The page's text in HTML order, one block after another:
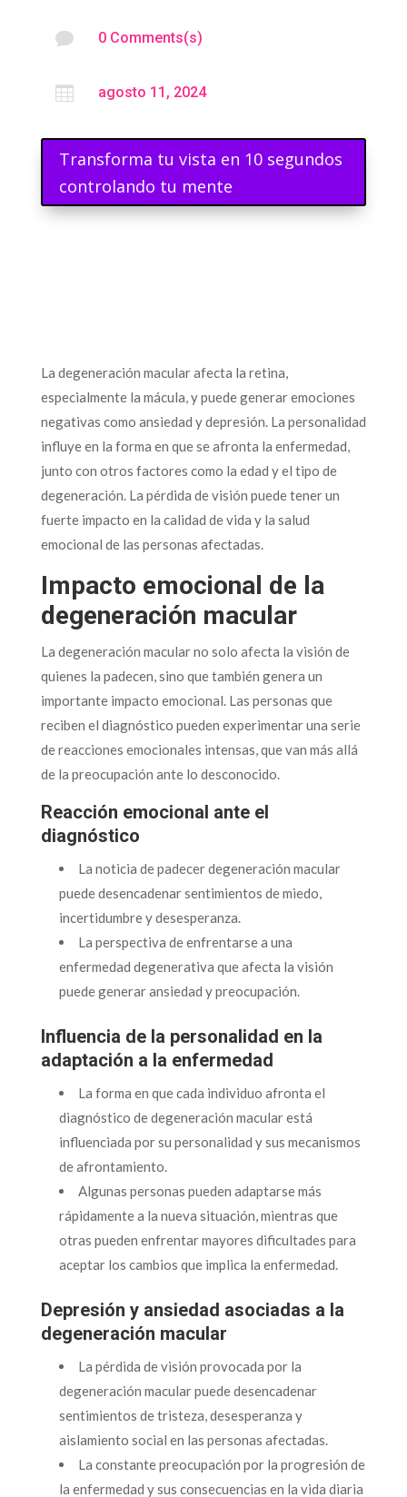
 0 Comments(s)
 agosto 11, 2024
Transforma tu vista en 10 segundos
controlando tu mente
La degeneración macular afecta la retina,
especialmente la mácula, y puede generar emociones
negativas como ansiedad y depresión. La personalidad
influye en la forma en que se afronta la enfermedad,
junto con otros factores como la edad y el tipo de
degeneración. La pérdida de visión puede tener un
fuerte impacto en la calidad de vida y la salud
emocional de las personas afectadas.
Impacto emocional de la
degeneración macular
La degeneración macular no solo afecta la visión de
quienes la padecen, sino que también genera un
importante impacto emocional. Las personas que
reciben el diagnóstico pueden experimentar una serie
de reacciones emocionales intensas, que van más allá
de la preocupación ante lo desconocido.
Reacción emocional ante el
diagnóstico
La noticia de padecer degeneración macular
puede desencadenar sentimientos de miedo,
incertidumbre y desesperanza.
La perspectiva de enfrentarse a una
enfermedad degenerativa que afecta la visión
puede generar ansiedad y preocupación.
Influencia de la personalidad en la
adaptación a la enfermedad
La forma en que cada individuo afronta el
diagnóstico de degeneración macular está
influenciada por su personalidad y sus mecanismos
de afrontamiento.
Algunas personas pueden adaptarse más
rápidamente a la nueva situación, mientras que
otras pueden enfrentar mayores dificultades para
aceptar los cambios que implica la enfermedad.
Depresión y ansiedad asociadas a la
degeneración macular
La pérdida de visión provocada por la
degeneración macular puede desencadenar
sentimientos de tristeza, desesperanza y
aislamiento social en las personas afectadas.
La constante preocupación por la progresión de
la enfermedad y sus consecuencias en la vida diaria